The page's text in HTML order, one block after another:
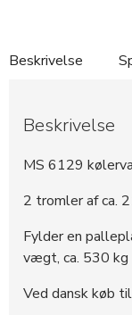
Beskrivelse
Beskrivelse
MS 6129
2 tromler af ca.
Fylder en
vægt, ca. 530 kg
Ved dansk køb